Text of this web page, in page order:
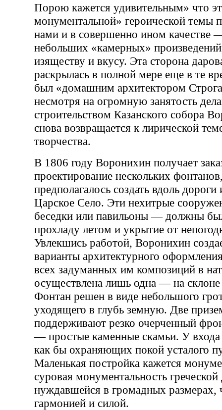
Порою кажется удивительным» что
монументальной» героической темы
нами и в совершенно ином качестве
небольших «камерных»
изяществу и вкусу. Эта сторона
раскрылась в полной мере еще в те
был «домашним архитектором
несмотря на огромную занятость
строительством Казанского собора
снова возвращается к лирической
творчества.
В 1806 году Воронихин получает
проектирование нескольких
предполагалось создать вдоль дороги
Царское Село. Эти нехитрые
беседки или павильоны — должны
прохладу летом и укрытие от
Увлекшись работой, Воронихин
варианты архитектурного
всех задуманных им композиций в
осуществлена лишь одна — на
Фонтан решен в виде небольшого
уходящего в глубь земную. Две
поддерживают резко очерченный
— простые каменные скамьи. У
как бы охраняющих покой усталого
Маленькая постройка кажется
суровая монументальность
нуждавшейся в громадных размерах,
гармонией и силой.